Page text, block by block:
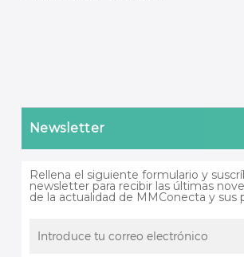
Newsletter
Rellena el siguiente formulario y
newsletter para recibir las últimas
de la actualidad de MMConecta y sus